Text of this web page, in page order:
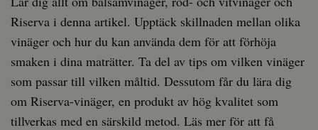
Riserva i denna artikel. Upptäck skillnaden mellan olika
vinäger och hur du kan använda dem för att förhöja
smaken i dina maträtter. Ta del av tips om vilken vinäger
som passar till vilken måltid. Dessutom får du lära dig
om Riserva-vinäger, en produkt av hög kvalitet som
tillverkas med en särskild metod. Läs mer för att få